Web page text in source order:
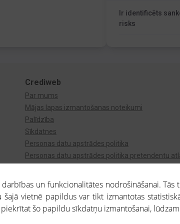
Ir identificēts
risks
Crediweb
Par mums
Mājas lapas izmantošanas noteikumi
Palīdzība
Sīkdatnes
Personas datu apstrādes politika
Personas datu apstrādes politika pretendentu
un funkcionalitātes nodrošināšanai. Tās
vietnē papildus var tikt izmantotas
piekrītat šo papildu sīkdatņu izmantošanai,